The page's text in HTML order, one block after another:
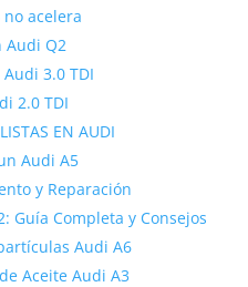
acelera
Audi Q2
3.0 TDI
2.0 TDI
EN AUDI
Audi A5
y Reparación
Guía Completa y Consejos
Audi A6
Aceite Audi A3